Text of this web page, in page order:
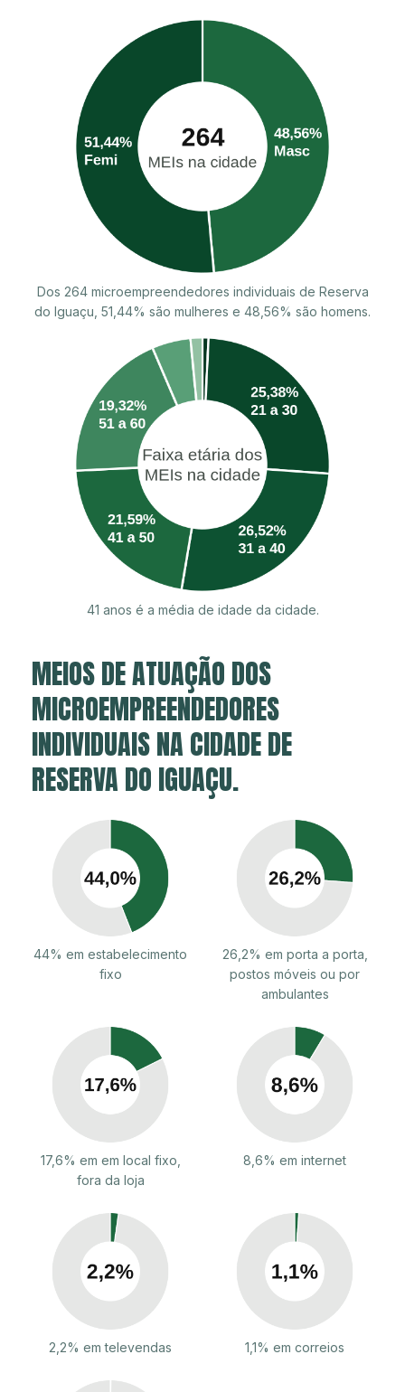
Dos 264 microempreendedores individuais de Reserva
do Iguaçu, 51,44% são mulheres e 48,56% são homens.
41 anos é a média de idade da cidade.
MEIOS DE ATUAÇÃO DOS
MICROEMPREENDEDORES
INDIVIDUAIS NA CIDADE DE
RESERVA DO IGUAÇU.
44% em estabelecimento
fixo
26,2% em porta a porta,
postos móveis ou por
ambulantes
17,6% em em local fixo,
fora da loja
8,6% em internet
2,2% em televendas 1,1% em correios